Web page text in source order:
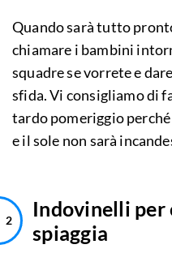
Quando sarà tutto
chiamare i bambini
squadre se vorrete e
sfida. Vi consigliamo di
tardo pomeriggio
e il sole non sarà
Indovinelli per
spiaggia